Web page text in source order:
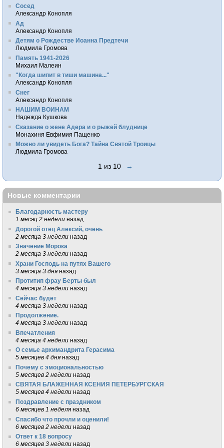
Сосед
Александр Конопля
Ад
Александр Конопля
Детям о Рождестве Иоанна Предтечи
Людмила Громова
Память 1941-2026
Михаил Малеин
"Когда шипит в тиши машина..."
Александр Конопля
Снег
Александр Конопля
НАШИМ ВОИНАМ
Надежда Кушкова
Сказание о жене Адера и о рыжей блуднице
Монахиня Евфимия Пащенко
Можно ли увидеть Бога? Тайна Святой Троицы
Людмила Громова
1 из 10 →
Новые комментарии
Благодарность мастеру
1 месяц 2 недели назад
Дорогой отец Алексий, очень
2 месяца 3 недели назад
Значение Морока
2 месяца 3 недели назад
Храни Господь на путях Вашего
3 месяца 3 дня назад
Протитип фрау Берты был
4 месяца 3 недели назад
Сейчас будет
4 месяца 3 недели назад
Продолжение.
4 месяца 3 недели назад
Впечатления
4 месяца 4 недели назад
О семье архимандрита Герасима
5 месяцев 4 дня назад
Почему с эмоциональностью
5 месяцев 2 недели назад
СВЯТАЯ БЛАЖЕННАЯ КСЕНИЯ ПЕТЕРБУРГСКАЯ
5 месяцев 4 недели назад
Поздравление с праздником
6 месяцев 1 неделя назад
Спасибо что прочли и оценили!
6 месяцев 2 недели назад
Ответ к 18 вопросу
6 месяцев 3 недели назад